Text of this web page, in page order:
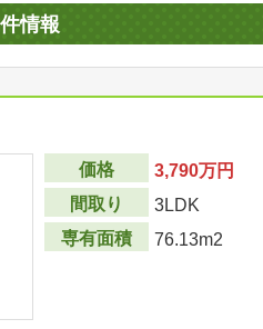
情報
価格
3,790万円
間取り
3LDK
専有面積
76.13m2